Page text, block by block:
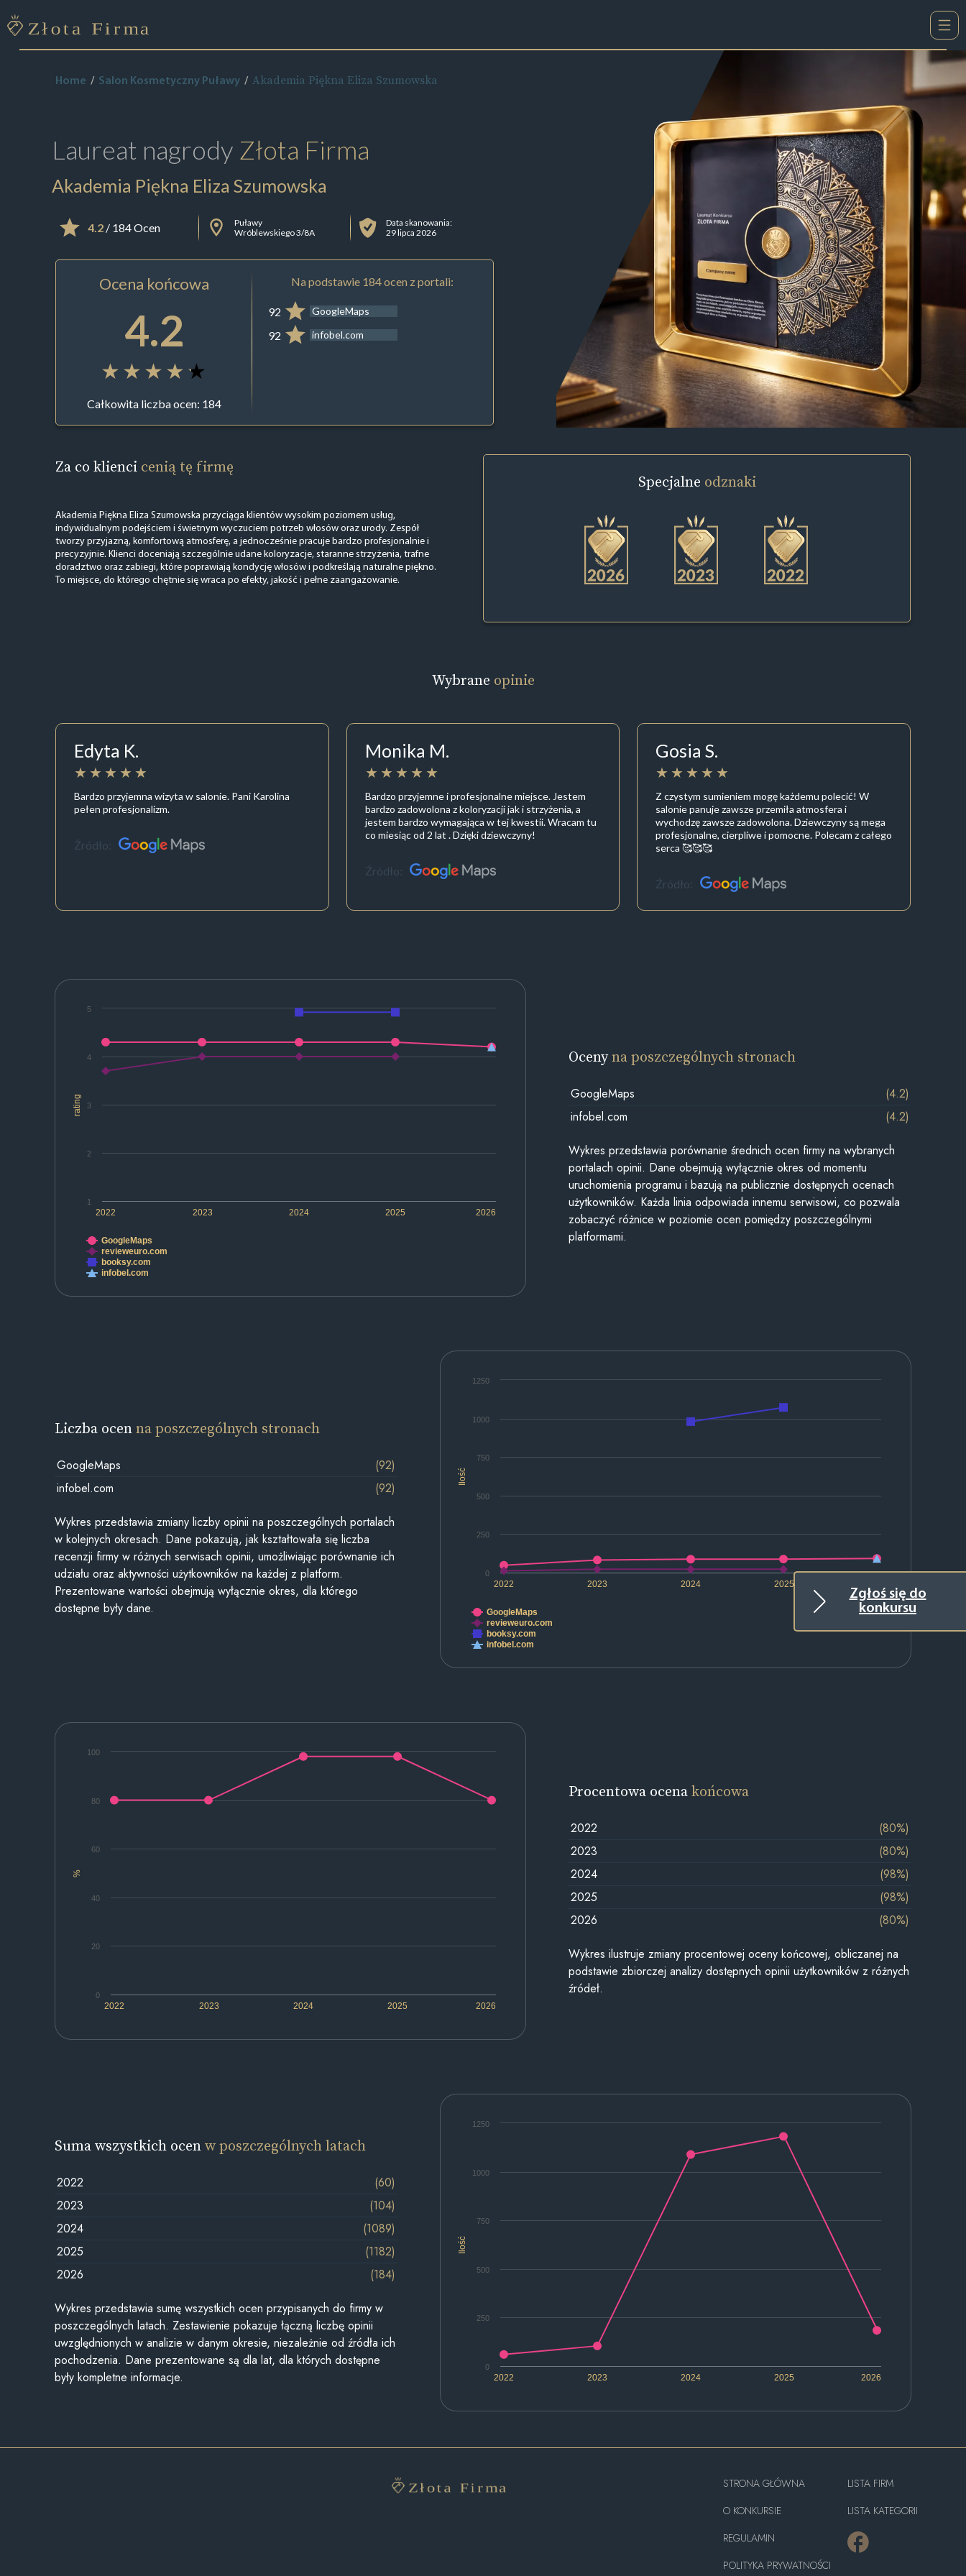
Zgłoś się do
konkursu
Home Salon Kosmetyczny Puławy Akademia Piękna Eliza Szumowska
Laureat nagrody Złota Firma
Akademia Piękna Eliza Szumowska
4.2/ 184 Ocen
Puławy
Wróblewskiego 3/8A
Data skanowania:
29 lipca 2026
Ocena końcowa
4.2
Całkowita liczba ocen: 184
Na podstawie 184 ocen z portali:
92 GoogleMaps
92 infobel.com
Za co klienci cenią tę firmę
Akademia Piękna Eliza Szumowska przyciąga klientów wysokim poziomem usług,
indywidualnym podejściem i świetnym wyczuciem potrzeb włosów oraz urody. Zespół
tworzy przyjazną, komfortową atmosferę, a jednocześnie pracuje bardzo profesjonalnie i
precyzyjnie. Klienci doceniają szczególnie udane koloryzacje, staranne strzyżenia, trafne
doradztwo oraz zabiegi, które poprawiają kondycję włosów i podkreślają naturalne piękno.
To miejsce, do którego chętnie się wraca po efekty, jakość i pełne zaangażowanie.
Specjalne odznaki
Wybrane opinie
Edyta K.
Bardzo przyjemna wizyta w salonie. Pani Karolina
pełen profesjonalizm.
Źródło:
Monika M.
Bardzo przyjemne i profesjonalne miejsce. Jestem
bardzo zadowolona z koloryzacji jak i strzyżenia, a
jestem bardzo wymagająca w tej kwestii. Wracam tu
co miesiąc od 2 lat . Dzięki dziewczyny!
Źródło:
Gosia S.
Z czystym sumieniem mogę każdemu polecić! W
salonie panuje zawsze przemiła atmosfera i
wychodzę zawsze zadowolona. Dziewczyny są mega
profesjonalne, cierpliwe i pomocne. Polecam z całego
serca 🥰🥰🥰
Źródło:
rating
2022 2023 2024 2025 2026
1
2
3
4
5
GoogleMaps
revieweuro.com
booksy.com
infobel.com
Ocenyna poszczególnych stronach
GoogleMaps
(4.2)
infobel.com
(4.2)
Wykres przedstawia porównanie średnich ocen firmy na wybranych
portalach opinii. Dane obejmują wyłącznie okres od momentu
uruchomienia programu i bazują na publicznie dostępnych ocenach
użytkowników. Każda linia odpowiada innemu serwisowi, co pozwala
zobaczyć różnice w poziomie ocen pomiędzy poszczególnymi
platformami.
Ilość
2022 2023 2024 2025
0
250
500
750
1000
1250
GoogleMaps
revieweuro.com
booksy.com
infobel.com
Liczba ocenna poszczególnych stronach
GoogleMaps
(92)
infobel.com
(92)
Wykres przedstawia zmiany liczby opinii na poszczególnych portalach
w kolejnych okresach. Dane pokazują, jak kształtowała się liczba
recenzji firmy w różnych serwisach opinii, umożliwiając porównanie ich
udziału oraz aktywności użytkowników na każdej z platform.
Prezentowane wartości obejmują wyłącznie okres, dla którego
dostępne były dane.
%
2022 2023 2024 2025 2026
0
20
40
60
80
100
Procentowa ocenakońcowa
2022
(80%)
2023
(80%)
2024
(98%)
2025
(98%)
2026
(80%)
Wykres ilustruje zmiany procentowej oceny końcowej, obliczanej na
podstawie zbiorczej analizy dostępnych opinii użytkowników z różnych
źródeł.
Ilość
2022 2023 2024 2025 2026
0
250
500
750
1000
1250
Suma wszystkich ocenw poszczególnych latach
2022
(60)
2023
(104)
2024
(1089)
2025
(1182)
2026
(184)
Wykres przedstawia sumę wszystkich ocen przypisanych do firmy w
poszczególnych latach. Zestawienie pokazuje łączną liczbę opinii
uwzględnionych w analizie w danym okresie, niezależnie od źródła ich
pochodzenia. Dane prezentowane są dla lat, dla których dostępne
były kompletne informacje.
STRONA GŁÓWNA
O KONKURSIE
REGULAMIN
POLITYKA PRYWATNOŚCI
LISTA FIRM
LISTA KATEGORII